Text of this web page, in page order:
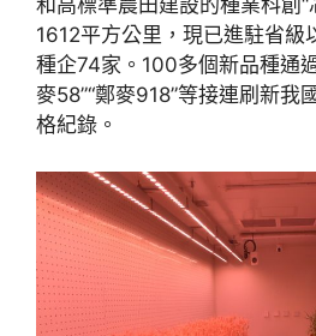
和高標準農田建設的種業科創“
1612平方公里，現已進駐省級
種企74家。100多個新品種通
麥58”“鄭麥918”等接連刷新我
格紀錄。